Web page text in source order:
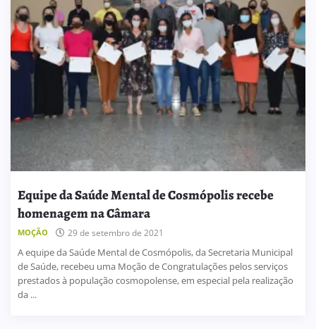
Equipe da Saúde Mental de Cosmópolis recebe
homenagem na Câmara
MOÇÃO 29 de setembro de 2021
A equipe da Saúde Mental de Cosmópolis, da Secretaria Municipal
de Saúde, recebeu uma Moção de Congratulações pelos serviços
prestados à população cosmopolense, em especial pela realização
da ...